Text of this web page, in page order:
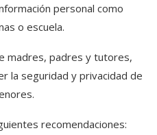
personal como
o escuela.
madres, padres y tutores,
la seguridad y privacidad de
recomendaciones: